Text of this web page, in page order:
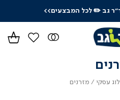
גב✏️ לכל המבצעים>>
עסקי קטלוג
מזרניםמזרנים